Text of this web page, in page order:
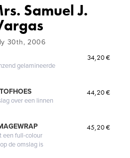
Samuel J.
30th, 2006
gelamineerde
34,20 €
over een linnen
44,20 €
een full-colour
de omslag is
45,20 €